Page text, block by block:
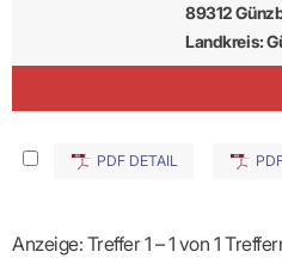
89312
Landkreis:
PDF DETAIL
Anzeige: Treffer 1 – 1 von 1